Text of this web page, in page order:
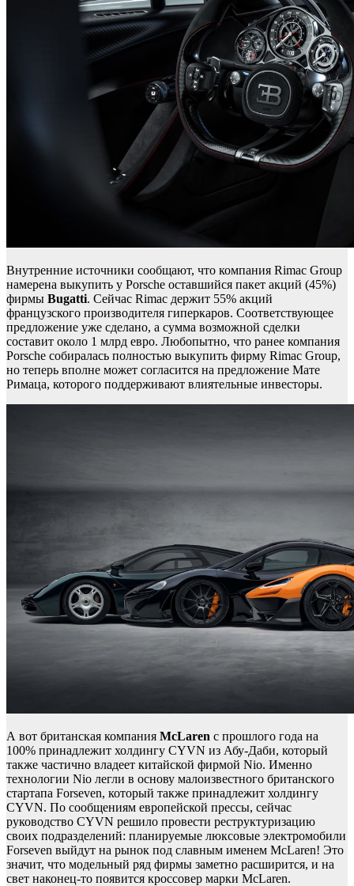
Внутренние источники сообщают, что компания Rimac Group
намерена выкупить у Porsche оставшийся пакет акций (45%)
фирмы Bugatti. Сейчас Rimac держит 55% акций
французского производителя гиперкаров. Соответствующее
предложение уже сделано, а сумма возможной сделки
составит около 1 млрд евро. Любопытно, что ранее компания
Porsche собиралась полностью выкупить фирму Rimac Group,
но теперь вполне может согласится на предложение Мате
Римаца, которого поддерживают влиятельные инвесторы.
А вот британская компания McLaren с прошлого года на
100% принадлежит холдингу CYVN из Абу-Даби, который
также частично владеет китайской фирмой Nio. Именно
технологии Nio легли в основу малоизвестного британского
стартапа Forseven, который также принадлежит холдингу
CYVN. По сообщениям европейской прессы, сейчас
руководство CYVN решило провести реструктуризацию
своих подразделений: планируемые люксовые электромобили
Forseven выйдут на рынок под славным именем McLaren! Это
значит, что модельный ряд фирмы заметно расширится, и на
свет наконец-то появится кроссовер марки McLaren.